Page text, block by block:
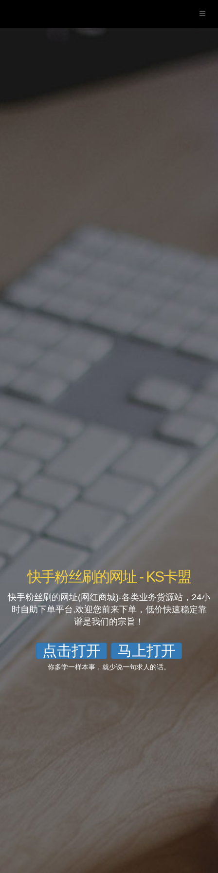
快手粉丝刷的网址 - KS卡盟
快手粉丝刷的网址(网红商城)-各类业务货源站，24小
时自助下单平台,欢迎您前来下单，低价快速稳定靠
谱是我们的宗旨！
点击打开 马上打开
你多学一样本事，就少说一句求人的话。